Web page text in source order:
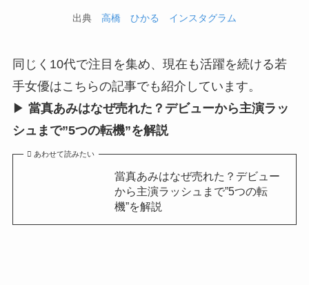
出典 高橋 ひかる インスタグラム
同じく10代で注目を集め、現在も活躍を続ける若
手女優はこちらの記事でも紹介しています。
▶︎ 當真あみはなぜ売れた？デビューから主演ラッ
シュまで”5つの転機”を解説
あわせて読みたい
當真あみはなぜ売れた？デビュー
から主演ラッシュまで”5つの転
機”を解説